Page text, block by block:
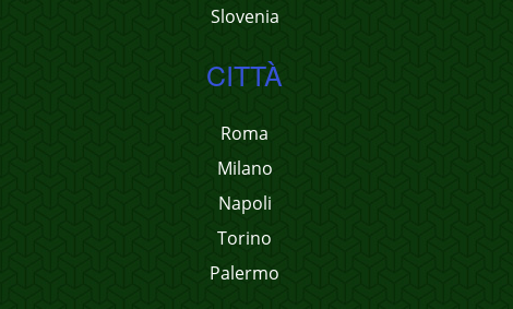
Slovenia
CITTÀ
Roma
Milano
Napoli
Torino
Palermo